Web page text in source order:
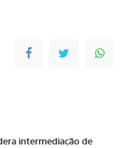
intermediação de